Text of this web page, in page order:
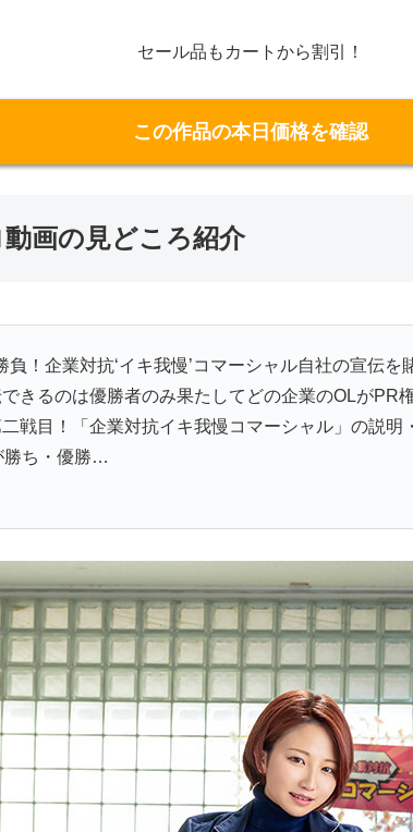
セール品もカートから割引！
この作品の本日価格を確認
画の見どころ紹介
！企業対抗‘イキ我慢’コマーシャル自社の宣伝
きるのは優勝者のみ果たしてどの企業のOLがPR
戦目！「企業対抗イキ我慢コマーシャル」の説明
勝ち・優勝…